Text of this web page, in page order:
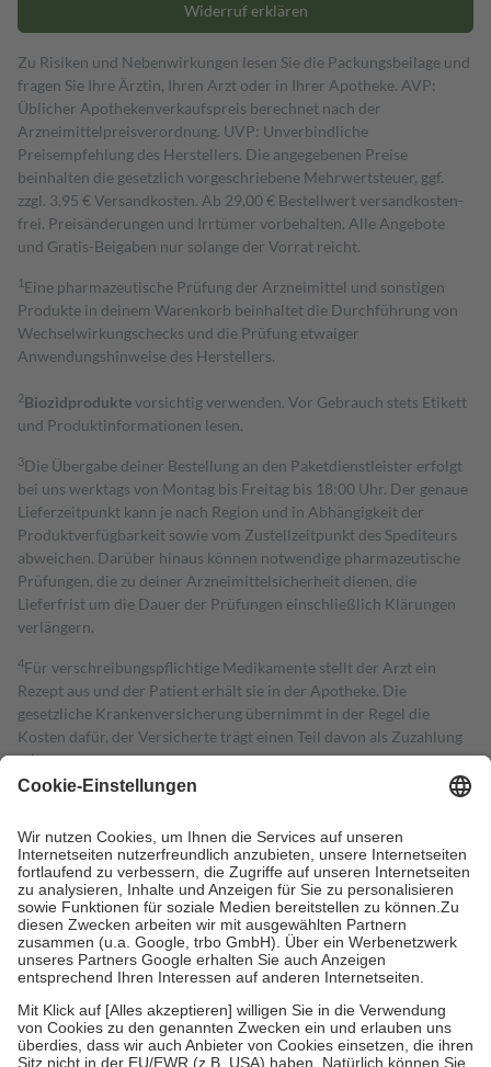
Widerruf erklären
Zu Risiken und Nebenwirkungen lesen Sie die Packungsbeilage und
fragen Sie Ihre Ärztin, Ihren Arzt oder in Ihrer Apotheke. AVP:
Üblicher Apothekenverkaufspreis berechnet nach der
Arzneimittelpreisverordnung. UVP: Unverbindliche
Preisempfehlung des Herstellers. Die angegebenen Preise
beinhalten die gesetzlich vorgeschriebene Mehrwertsteuer, ggf.
zzgl. 3,95 € Versandkosten. Ab 29,00 € Bestell­wert versand­kosten­
frei. Preisänderungen und Irrtümer vorbehalten. Alle Angebote
und Gratis-Beigaben nur solange der Vorrat reicht.
1 Eine pharmazeutische Prüfung der Arzneimittel und sonstigen
Produkte in deinem Warenkorb beinhaltet die Durchführung von
Wechselwirkungschecks und die Prüfung etwaiger
Anwendungshinweise des Herstellers.
2Biozidproduktevorsichtig verwenden. Vor Gebrauch stets Etikett
und Produktinformationen lesen.
3Die Übergabe deiner Bestellung an den Paketdienstleister erfolgt
bei uns werktags von Montag bis Freitag bis 18:00 Uhr. Der genaue
Lieferzeitpunkt kann je nach Region und in Abhängigkeit der
Produktverfügbarkeit sowie vom Zustellzeitpunkt des Spediteurs
abweichen. Darüber hinaus können notwendige pharmazeutische
Prüfungen, die zu deiner Arzneimittelsicherheit dienen, die
Lieferfrist um die Dauer der Prüfungen einschließlich Klärungen
verlängern.
4Für verschreibungspflichtige Medikamente stellt der Arzt ein
Rezept aus und der Patient erhält sie in der Apotheke. Die
gesetzliche Krankenversicherung übernimmt in der Regel die
Kosten dafür, der Versicherte trägt einen Teil davon als Zuzahlung
mit.
Grundsätzlich leisten Mitglieder Zuzahlungen in Höhe von zehn
höchstens zehn Euro.
Es sind jedoch nie mehr als die tatsächlichen
Kosten der Leistung zu entrichten.
Diese Regeln gelten grundsätzlich auch für Online-Apotheken.
Bei Heilmitteln und häuslicher Krankenpflege beträgt die
Zuzahlung zehn Prozent der Kosten sowie zehn Euro je
Verordnung.
Um das Engagement der Versicherten für ihre eigene Gesundheit zu
stärken und die besondere Stellung der Familie zu unterstützen,
fallenkeine Zuzahlungenan bei:
• Kindern und Jugendlichen bis zum vollendeten 18. Lebensjahr
mit Ausnahme der Fahrkosten